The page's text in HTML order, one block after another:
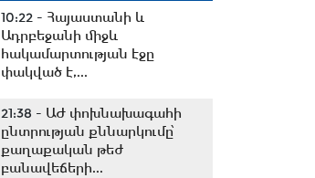
10:22 - Հայաստանի և
Ադրբեջանի միջև
հակամարտության էջը
փակված է,...
21:38 - ԱԺ փոխնախագահի
ընտրության քննարկումը՝
քաղաքական թեժ
բանավեճերի...